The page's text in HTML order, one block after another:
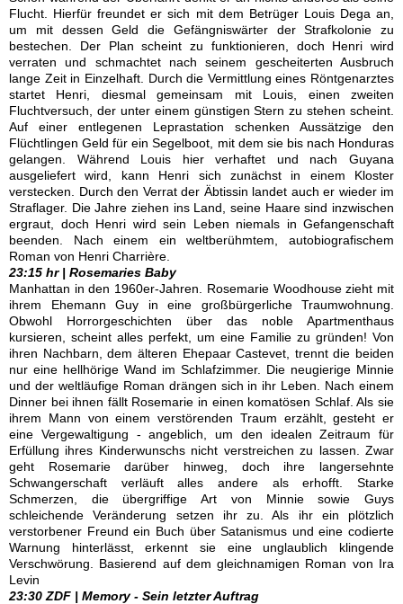
Flucht. Hierfür freundet er sich mit dem Betrüger Louis Dega an,
um mit dessen Geld die Gefängniswärter der Strafkolonie zu
bestechen. Der Plan scheint zu funktionieren, doch Henri wird
verraten und schmachtet nach seinem gescheiterten Ausbruch
lange Zeit in Einzelhaft. Durch die Vermittlung eines Röntgenarztes
startet Henri, diesmal gemeinsam mit Louis, einen zweiten
Fluchtversuch, der unter einem günstigen Stern zu stehen scheint.
Auf einer entlegenen Leprastation schenken Aussätzige den
Flüchtlingen Geld für ein Segelboot, mit dem sie bis nach Honduras
gelangen. Während Louis hier verhaftet und nach Guyana
ausgeliefert wird, kann Henri sich zunächst in einem Kloster
verstecken. Durch den Verrat der Äbtissin landet auch er wieder im
Straflager. Die Jahre ziehen ins Land, seine Haare sind inzwischen
ergraut, doch Henri wird sein Leben niemals in Gefangenschaft
beenden. Nach einem ein weltberühmtem, autobiografischem
Roman von Henri Charrière.
23:15 hr | Rosemaries Baby
Manhattan in den 1960er-Jahren. Rosemarie Woodhouse zieht mit
ihrem Ehemann Guy in eine großbürgerliche Traumwohnung.
Obwohl Horrorgeschichten über das noble Apartmenthaus
kursieren, scheint alles perfekt, um eine Familie zu gründen! Von
ihren Nachbarn, dem älteren Ehepaar Castevet, trennt die beiden
nur eine hellhörige Wand im Schlafzimmer. Die neugierige Minnie
und der weltläufige Roman drängen sich in ihr Leben. Nach einem
Dinner bei ihnen fällt Rosemarie in einen komatösen Schlaf. Als sie
ihrem Mann von einem verstörenden Traum erzählt, gesteht er
eine Vergewaltigung - angeblich, um den idealen Zeitraum für
Erfüllung ihres Kinderwunschs nicht verstreichen zu lassen. Zwar
geht Rosemarie darüber hinweg, doch ihre langersehnte
Schwangerschaft verläuft alles andere als erhofft. Starke
Schmerzen, die übergriffige Art von Minnie sowie Guys
schleichende Veränderung setzen ihr zu. Als ihr ein plötzlich
verstorbener Freund ein Buch über Satanismus und eine codierte
Warnung hinterlässt, erkennt sie eine unglaublich klingende
Verschwörung. Basierend auf dem gleichnamigen Roman von Ira
Levin
23:30 ZDF | Memory - Sein letzter Auftrag